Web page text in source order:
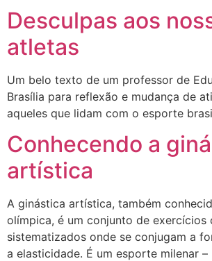
Desculpas aos
atletas
Um belo texto de um professor de
Brasília para reflexão e mudança de
aqueles que lidam com o esporte
Conhecendo a
artística
A ginástica artística, também
olímpica, é um conjunto de exercícios
sistematizados onde se conjugam a
a elasticidade. É um esporte milenar